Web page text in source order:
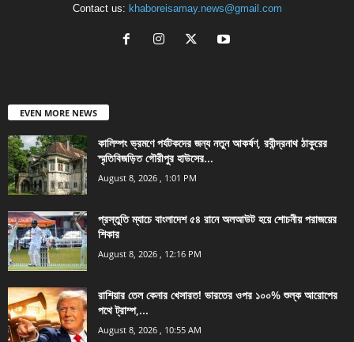
Contact us: khaboreisamay.news@gmail.com
EVEN MORE NEWS
কালিম্পং ভ্রমণে পর্যটকদের জন্য নতুন আকর্ষণ, রবীন্দ্রনাথ ঠাকুরের
স্মৃতিবিজড়িত গৌরীপুর হাউসের...
August 8, 2026 , 1:01 PM
প্রস্তুতি ম্যাচে বাংলাদেশ ৫৪ রানে অলআউট হয়ে শোচনীয় পরাজয়ের
শিকার
August 8, 2026 , 12:16 PM
রাশিয়ার তেল কেনার খেসারত! ভারতের ওপর ১০০% শুল্ক আরোপের
পথে ট্রাম্প,...
August 8, 2026 , 10:55 AM